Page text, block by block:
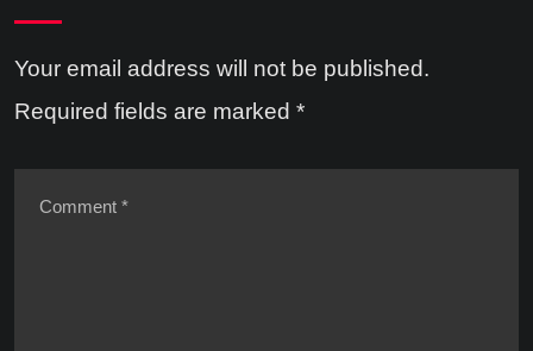
Your email address will not be published.
Required fields are marked *